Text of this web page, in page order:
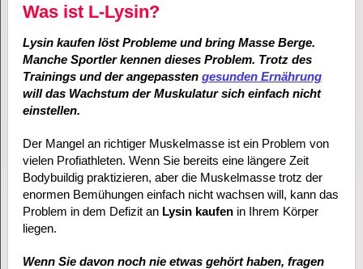
Was ist L-Lysin?
Lysin kaufen löst Probleme und bring Masse Berge.
Manche Sportler kennen dieses Problem. Trotz des
Trainings und der angepassten gesunden Ernährung
will das Wachstum der Muskulatur sich einfach nicht
einstellen.
Der Mangel an richtiger Muskelmasse ist ein Problem von
vielen Profiathleten. Wenn Sie bereits eine längere Zeit
Bodybuildig praktizieren, aber die Muskelmasse trotz der
enormen Bemühungen einfach nicht wachsen will, kann das
Problem in dem Defizit an Lysin kaufenin Ihrem Körper
liegen.
Wenn Sie davon noch nie etwas gehört haben, fragen